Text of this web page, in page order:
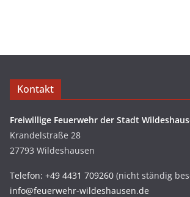
Kontakt
Freiwillige Feuerwehr der Stadt
Krandelstraße 28
27793 Wildeshausen
Telefon: +49 4431 709260 (nicht ständig
info@feuerwehr-wildeshausen.de